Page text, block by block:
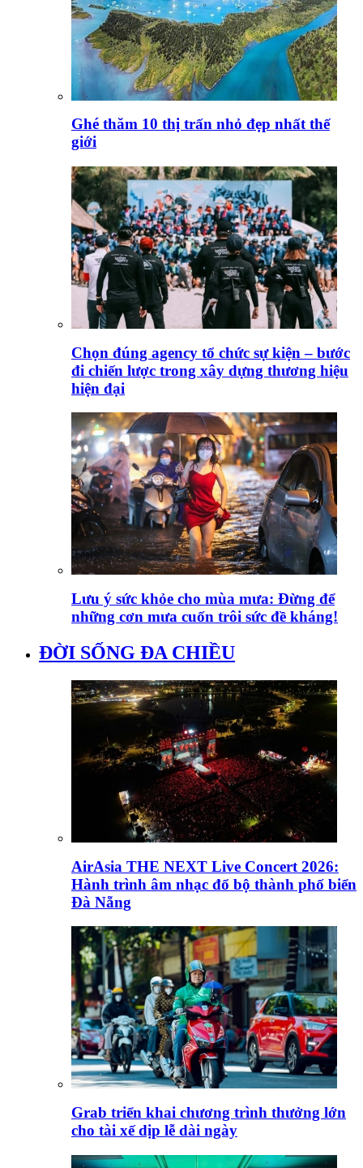
Ghé thăm 10 thị trấn nhỏ đẹp nhất thế
giới
Chọn đúng agency tổ chức sự kiện – bước
đi chiến lược trong xây dựng thương hiệu
hiện đại
Lưu ý sức khỏe cho mùa mưa: Đừng để
những cơn mưa cuốn trôi sức đề kháng!
ĐỜI SỐNG ĐA CHIỀU
AirAsia THE NEXT Live Concert 2026:
Hành trình âm nhạc đổ bộ thành phố biển
Đà Nẵng
Grab triển khai chương trình thưởng lớn
cho tài xế dịp lễ dài ngày